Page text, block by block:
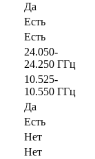
Да
Есть
Есть
24.050-
24.250 ГГц
10.525-
10.550 ГГц
Да
Есть
Нет
Нет